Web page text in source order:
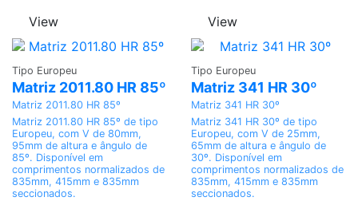
View View
Tipo Europeu
Matriz 2011.80 HR 85º
Matriz 2011.80 HR 85º
Matriz 2011.80 HR 85º de tipo
Europeu, com V de 80mm,
95mm de altura e ângulo de
85º. Disponível em
comprimentos normalizados de
835mm, 415mm e 835mm
seccionados.
Tipo Europeu
Matriz 341 HR 30º
Matriz 341 HR 30º
Matriz 341 HR 30º de tipo
Europeu, com V de 25mm,
65mm de altura e ângulo de
30º. Disponível em
comprimentos normalizados de
835mm, 415mm e 835mm
seccionados.